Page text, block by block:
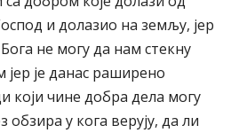
и долазио на земљу, јер
не могу да нам стекну
је данас раширено
чине добра дела могу
обзира у кога верују, да ли